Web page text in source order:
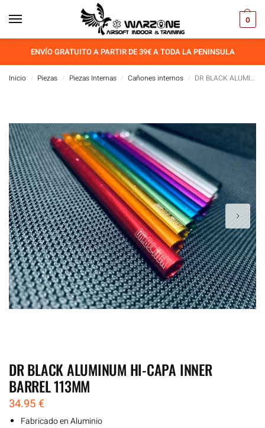
0
ENVÍO GRATUITO A PARTIR DE 39€ A TODA LA PENINSULA
Inicio / Piezas / Piezas Internas / Cañones internos / DR BLACK ALUMINUM HI-CAPA INNER BARREL 113MM
DR BLACK ALUMINUM HI-CAPA INNER
BARREL 113MM
34.95€
Fabricado en Aluminio